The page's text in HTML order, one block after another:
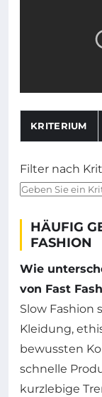
KRITERIUM
Filter nach
HÄUFIG
FASHION
Wie
von Fast
Slow Fashion
Kleidung,
bewussten
schnelle
kurzlebige